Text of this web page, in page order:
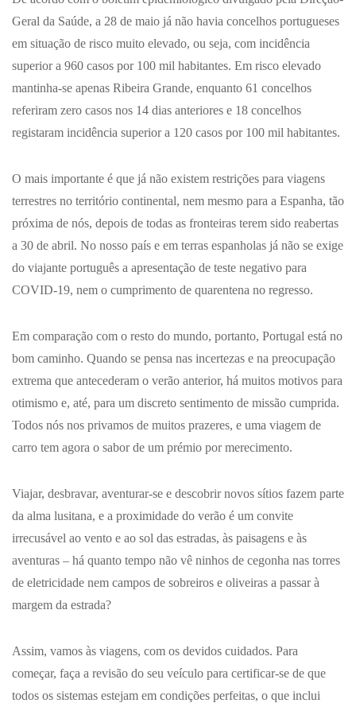
Geral da Saúde, a 28 de maio já não havia concelhos portugueses
em situação de risco muito elevado, ou seja, com incidência
superior a 960 casos por 100 mil habitantes. Em risco elevado
mantinha-se apenas Ribeira Grande, enquanto 61 concelhos
referiram zero casos nos 14 dias anteriores e 18 concelhos
registaram incidência superior a 120 casos por 100 mil habitantes.
O mais importante é que já não existem restrições para viagens
terrestres no território continental, nem mesmo para a Espanha, tão
próxima de nós, depois de todas as fronteiras terem sido reabertas
a 30 de abril. No nosso país e em terras espanholas já não se exige
do viajante português a apresentação de teste negativo para
COVID-19, nem o cumprimento de quarentena no regresso.
Em comparação com o resto do mundo, portanto, Portugal está no
bom caminho. Quando se pensa nas incertezas e na preocupação
extrema que antecederam o verão anterior, há muitos motivos para
otimismo e, até, para um discreto sentimento de missão cumprida.
Todos nós nos privamos de muitos prazeres, e uma viagem de
carro tem agora o sabor de um prémio por merecimento.
Viajar, desbravar, aventurar-se e descobrir novos sítios fazem parte
da alma lusitana, e a proximidade do verão é um convite
irrecusável ao vento e ao sol das estradas, às paisagens e às
aventuras – há quanto tempo não vê ninhos de cegonha nas torres
de eletricidade nem campos de sobreiros e oliveiras a passar à
margem da estrada?
Assim, vamos às viagens, com os devidos cuidados. Para
começar, faça a revisão do seu veículo para certificar-se de que
todos os sistemas estejam em condições perfeitas, o que inclui